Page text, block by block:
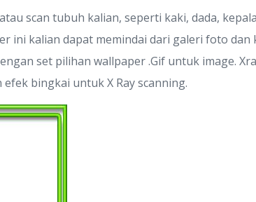
scan tubuh kalian, seperti kaki, dada,
ini kalian dapat memindai dari galeri foto
set pilihan wallpaper .Gif untuk image.
bingkai untuk X Ray scanning.